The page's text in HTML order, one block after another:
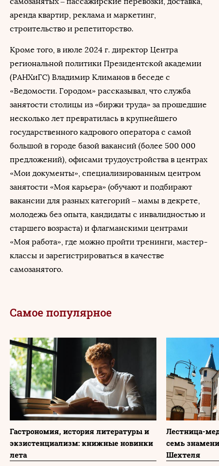
аренда квартир, реклама и маркетинг,
строительство и репетиторство.
Кроме того, в июле 2024 г. директор Центра
региональной политики Президентской академии
(РАНХиГС) Владимир Климанов в беседе с
«Ведомости. Городом» рассказывал, что служба
занятости столицы из «биржи труда» за прошедшие
несколько лет превратилась в крупнейшего
государственного кадрового оператора с самой
большой в городе базой вакансий (более 500 000
предложений), офисами трудоустройства в центрах
«Мои документы», специализированным центром
занятости «Моя карьера» (обучают и подбирают
вакансии для разных категорий – мамы в декрете,
молодежь без опыта, кандидаты с инвалидностью и
старшего возраста) и флагманскими центрами
«Моя работа», где можно пройти тренинги, мастер-
классы и зарегистрироваться в качестве
самозанятого.
Самое популярное
Гастрономия, история литературы и
экзистенциализм: книжные новинки
лета
Лестница-
семь
Шехтеля